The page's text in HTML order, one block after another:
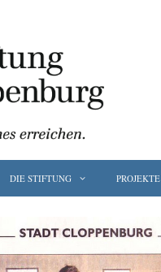
DIE STIFTUNG PROJEKTE